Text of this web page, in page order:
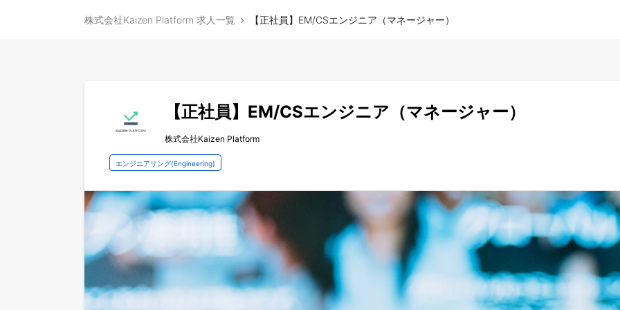
株式会社Kaizen Platform 求人一覧 【正社員】EM/CSエンジニア（マネージャー）
【正社員】EM/CSエンジニア（マネージャー）
株式会社Kaizen Platform
エンジニアリング(Engineering)